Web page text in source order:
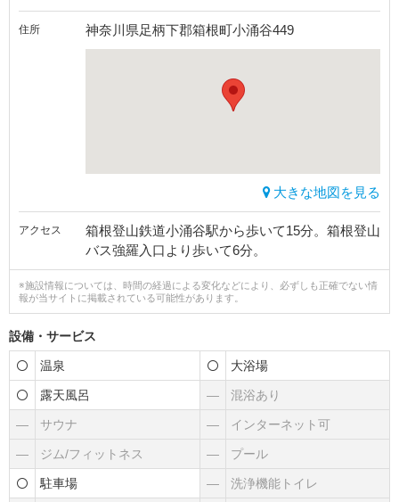
住所 神奈川県足柄下郡箱根町小涌谷449
大きな地図を見る
アクセス
箱根登山鉄道小涌谷駅から歩いて15分。箱根登山
バス強羅入口より歩いて6分。
※施設情報については、時間の経過による変化などにより、必ずしも正確でない情
報が当サイトに掲載されている可能性があります。
設備・サービス
温泉 大浴場
露天風呂 ― 混浴あり
― サウナ ― インターネット可
― ジム/フィットネス ― プール
駐車場 ― 洗浄機能トイレ